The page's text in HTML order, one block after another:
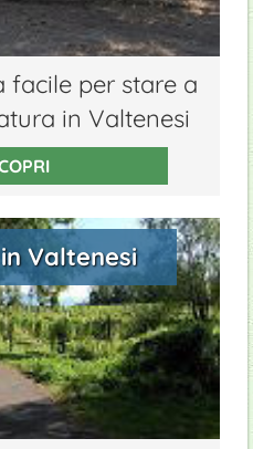
facile per stare a
in Valtenesi
Valtenesi